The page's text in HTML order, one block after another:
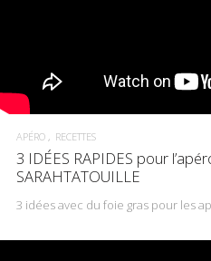
APÉRO RECETTES
3 IDÉES RAPIDES pour
SARAHTATOUILLE
3 idées avec du foie gras pour les